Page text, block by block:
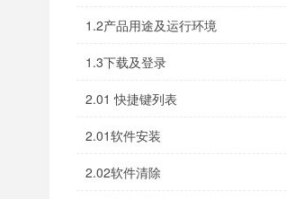
1.2产品用途及运行环境
1.3下载及登录
2.01 快捷键列表
2.01软件安装
2.02软件清除